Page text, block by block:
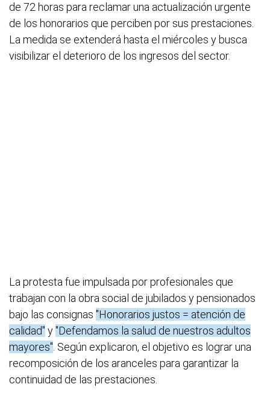
de 72 horas para reclamar una actualización urgente
de los honorarios que perciben por sus prestaciones.
La medida se extenderá hasta el miércoles y busca
visibilizar el deterioro de los ingresos del sector.
La protesta fue impulsada por profesionales que
trabajan con la obra social de jubilados y pensionados
bajo las consignas "Honorarios justos = atención de
calidad" y"Defendamos la salud de nuestros adultos
mayores" . Según explicaron, el objetivo es lograr una
recomposición de los aranceles para garantizar la
continuidad de las prestaciones.